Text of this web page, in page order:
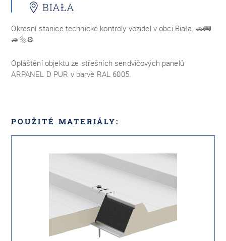
BIAŁA
Okresní stanice technické kontroly vozidel v obci Biała. 🚗🚌
🚙🔩⚙️
Opláštění objektu ze střešních sendvičových panelů
ARPANEL D PUR v barvě RAL 6005.
POUŽITÉ MATERIÁLY: